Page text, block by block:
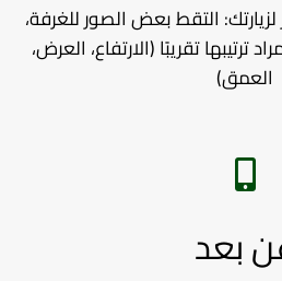
التقط بعض الصور للغرفة،
تقريبًا (الارتفاع، العرض،
العمق)
بعد